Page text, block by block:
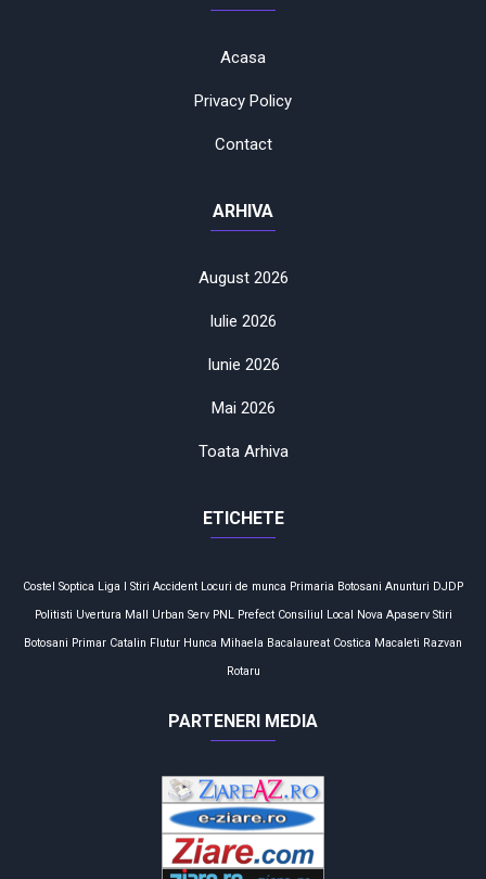
Acasa
Privacy Policy
Contact
ARHIVA
August 2026
Iulie 2026
Iunie 2026
Mai 2026
Toata Arhiva
ETICHETE
Costel Soptica Liga I Stiri Accident Locuri de munca Primaria Botosani Anunturi DJDP
Politisti Uvertura Mall Urban Serv PNL Prefect Consiliul Local Nova Apaserv Stiri
Botosani Primar Catalin Flutur Hunca Mihaela Bacalaureat Costica Macaleti Razvan
Rotaru
PARTENERI MEDIA